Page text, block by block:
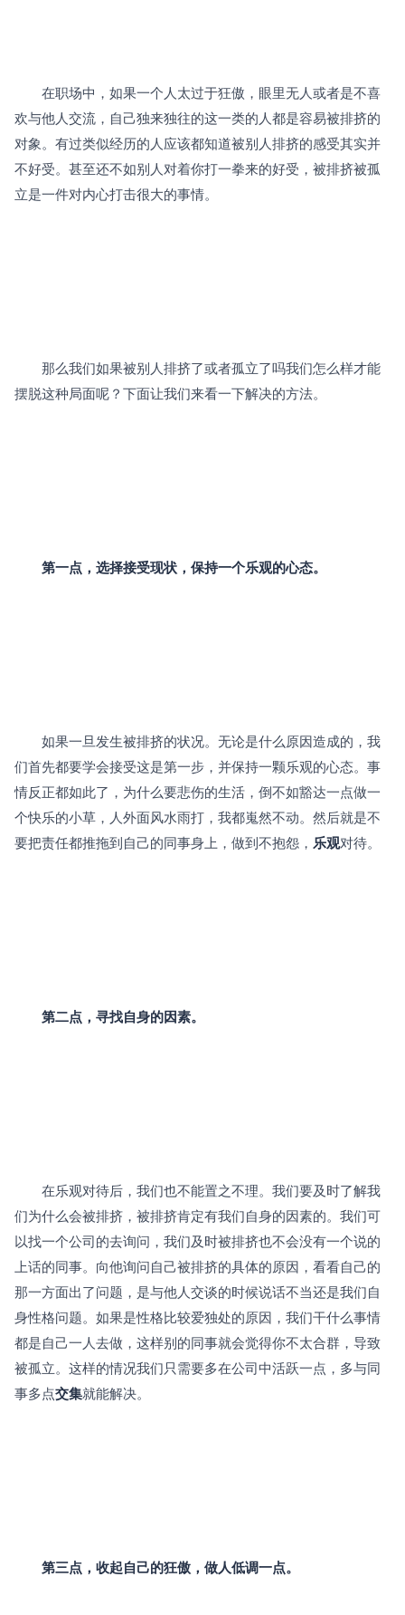
在职场中，如果一个人太过于狂傲，眼里无人或者是不喜
欢与他人交流，自己独来独往的这一类的人都是容易被排挤的
对象。有过类似经历的人应该都知道被别人排挤的感受其实并
不好受。甚至还不如别人对着你打一拳来的好受，被排挤被孤
立是一件对内心打击很大的事情。
那么我们如果被别人排挤了或者孤立了吗我们怎么样才能
摆脱这种局面呢？下面让我们来看一下解决的方法。
第一点，选择接受现状，保持一个乐观的心态。
如果一旦发生被排挤的状况。无论是什么原因造成的，我
们首先都要学会接受这是第一步，并保持一颗乐观的心态。事
情反正都如此了，为什么要悲伤的生活，倒不如豁达一点做一
个快乐的小草，人外面风水雨打，我都嵬然不动。然后就是不
要把责任都推拖到自己的同事身上，做到不抱怨， 乐观对待。
第二点，寻找自身的因素。
在乐观对待后，我们也不能置之不理。我们要及时了解我
们为什么会被排挤，被排挤肯定有我们自身的因素的。我们可
以找一个公司的去询问，我们及时被排挤也不会没有一个说的
上话的同事。向他询问自己被排挤的具体的原因，看看自己的
那一方面出了问题，是与他人交谈的时候说话不当还是我们自
身性格问题。如果是性格比较爱独处的原因，我们干什么事情
都是自己一人去做，这样别的同事就会觉得你不太合群，导致
被孤立。这样的情况我们只需要多在公司中活跃一点，多与同
事多点交集就能解决。
第三点，收起自己的狂傲，做人低调一点。